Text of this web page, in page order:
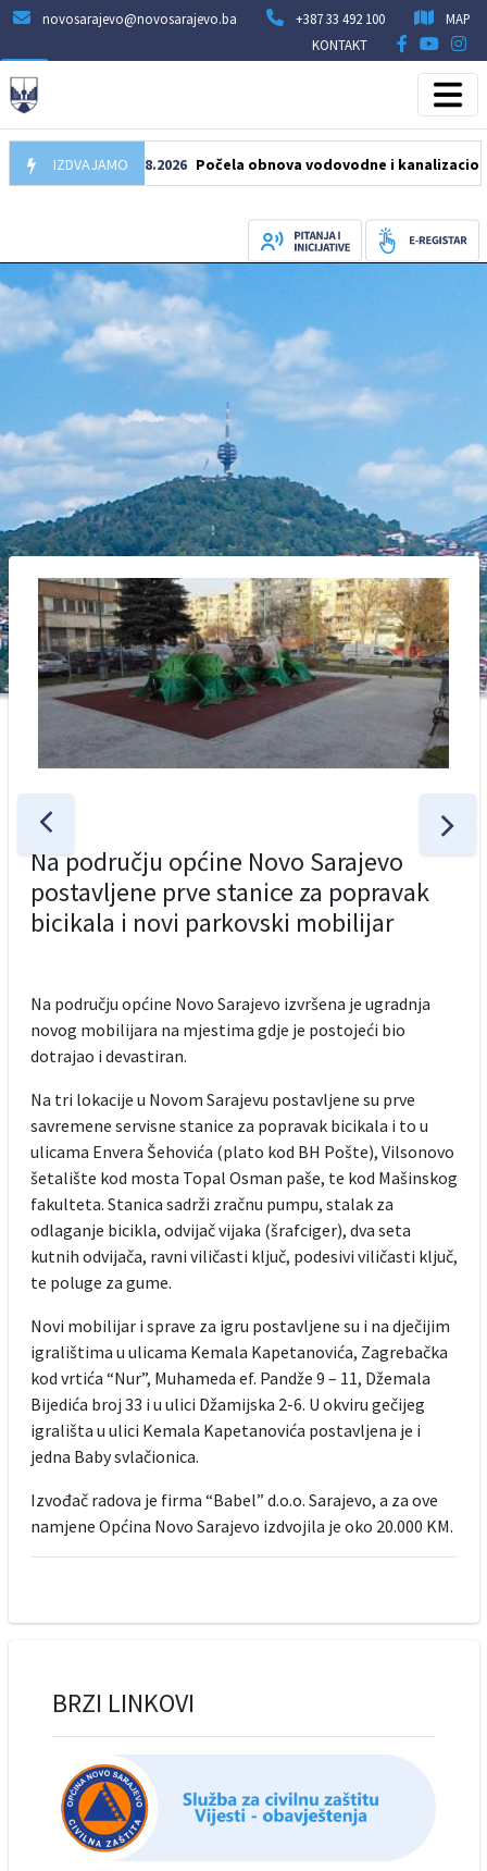
novosarajevo@novosarajevo.ba +387 33 492 100
MAP
KONTAKT
IZDVAJAMO
05.08.2026 Počela obnova vodovodne i kanalizacione
Na području općine Novo Sarajevo
postavljene prve stanice za popravak
bicikala i novi parkovski mobilijar
Na području općine Novo Sarajevo izvršena je ugradnja
novog mobilijara na mjestima gdje je postojeći bio
dotrajao i devastiran.
Na tri lokacije u Novom Sarajevu postavljene su prve
savremene servisne stanice za popravak bicikala i to u
ulicama Envera Šehovića (plato kod BH Pošte), Vilsonovo
šetalište kod mosta Topal Osman paše, te kod Mašinskog
fakulteta. Stanica sadrži zračnu pumpu, stalak za
odlaganje bicikla, odvijač vijaka (šrafciger), dva seta
kutnih odvijača, ravni viličasti ključ, podesivi viličasti ključ,
te poluge za gume.
Novi mobilijar i sprave za igru postavljene su i na dječijim
igralištima u ulicama Kemala Kapetanovića, Zagrebačka
kod vrtića “Nur”, Muhameda ef. Pandže 9 – 11, Džemala
Bijedića broj 33 i u ulici Džamijska 2-6. U okviru gečijeg
igrališta u ulici Kemala Kapetanovića postavljena je i
jedna Baby svlačionica.
Izvođač radova je firma “Babel” d.o.o. Sarajevo, a za ove
namjene Općina Novo Sarajevo izdvojila je oko 20.000 KM.
BRZI LINKOVI